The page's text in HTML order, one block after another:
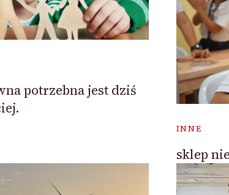
potrzebna jest dziś
INNE
sklep